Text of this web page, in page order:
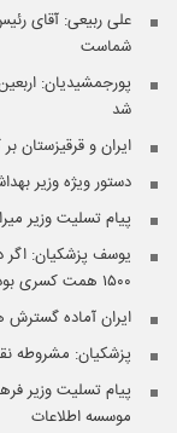
علی ربیعی: آقای
شماست
شد
ایران و قرقیزستان
دستور ویژه وزیر بهداشت برای
پیام تسلیت وزیر
یوسف پزشکیان:
۱۵۰۰ همت کسری بودجه تحویل دولت شد
ایران آماده
پزشکیان: مشروطه
پیام تسلیت وزیر
موسسه اطلاعات